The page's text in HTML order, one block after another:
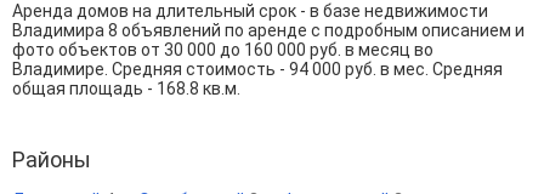
Аренда домов на длительный срок - в базе недвижимости
Владимира 8 объявлений по аренде с подробным описанием и
фото объектов от 30 000 до 160 000 руб. в месяц во
Владимире. Средняя стоимость - 94 000 руб. в мес. Средняя
общая площадь - 168.8 кв.м.
Районы